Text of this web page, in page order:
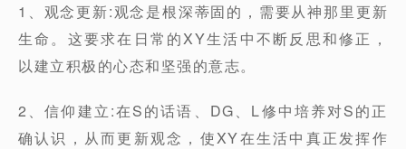
1、观念更新:观念是根深蒂固的，需要从神那里更新
生命。这要求在日常的XY生活中不断反思和修正，
以建立积极的心态和坚强的意志。
2、信仰建立:在S的话语、DG、L修中培养对S的正
确认识，从而更新观念，使XY在生活中真正发挥作